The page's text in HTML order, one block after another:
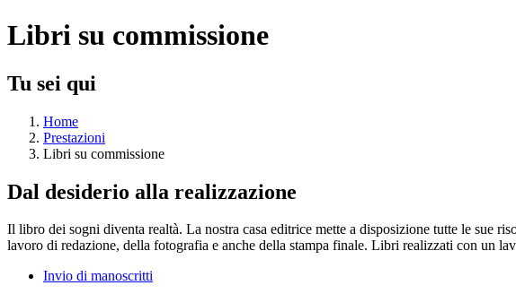
Libri su commissione
Tu sei qui
Home
Prestazioni
Libri su commissione
Dal desiderio alla realizzazione
Il libro dei sogni diventa realtà. La nostra casa editrice mette a disposizione tutte le sue
lavoro di redazione, della fotografia e anche della stampa finale. Libri realizzati con un
Invio di manoscritti